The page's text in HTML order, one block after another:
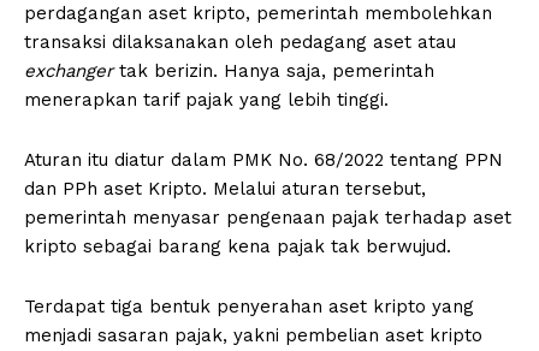
perdagangan aset kripto, pemerintah membolehkan
transaksi dilaksanakan oleh pedagang aset atau
exchangertak berizin. Hanya saja, pemerintah
menerapkan tarif pajak yang lebih tinggi.
Aturan itu diatur dalam PMK No. 68/2022 tentang PPN
dan PPh aset Kripto. Melalui aturan tersebut,
pemerintah menyasar pengenaan pajak terhadap aset
kripto sebagai barang kena pajak tak berwujud.
Terdapat tiga bentuk penyerahan aset kripto yang
menjadi sasaran pajak, yakni pembelian aset kripto